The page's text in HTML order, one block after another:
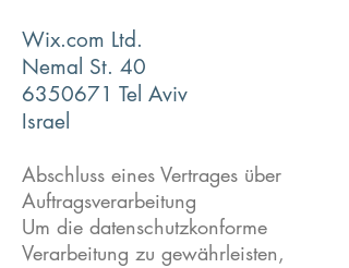
Wix.com Ltd.
Nemal St. 40
6350671 Tel Aviv
Israel
Abschluss eines Vertrages über
Auftragsverarbeitung
Um die datenschutzkonforme
Verarbeitung zu gewährleisten,